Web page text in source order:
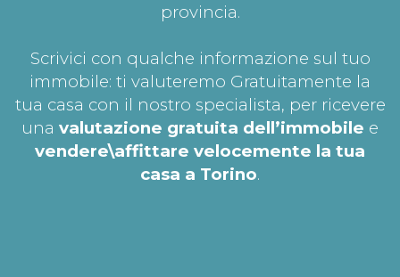
provincia.
Scrivici con qualche informazione sul tuo
immobile: ti valuteremo Gratuitamente la
tua casa con il nostro specialista, per ricevere
una valutazione gratuita dell’immobile e
vendere\affittare velocemente la tua
casa a Torino.